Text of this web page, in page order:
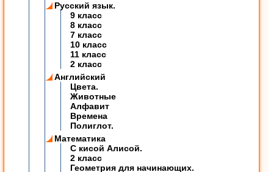
Русский язык.
9 класс
8 класс
7 класс
10 класс
11 класс
2 класс
Английский
Цвета.
Животные
Алфавит
Времена
Полиглот.
Математика
C кисой Алисой.
2 класс
Геометрия для начинающих.